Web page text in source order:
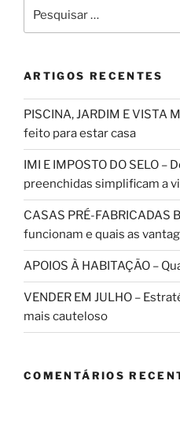
por:
ARTIGOS RECENTES
PISCINA, JARDIM E VISTA
feito para estar casa
IMI E IMPOSTO DO SELO –
preenchidas simplificam a
CASAS PRÉ-FABRICADAS
funcionam e quais as
APOIOS À HABITAÇÃO –
VENDER EM JULHO –
mais cauteloso
COMENTÁRIOS